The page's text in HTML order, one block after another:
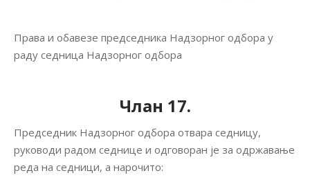
Права и обавезе председника Надзорног одбора у
раду седница Надзорног одбора
Члан 17.
Председник Надзорног одбора отвара седницу,
руководи радом седнице и oдговоран је за одржавање
реда на седници, а нарочито: